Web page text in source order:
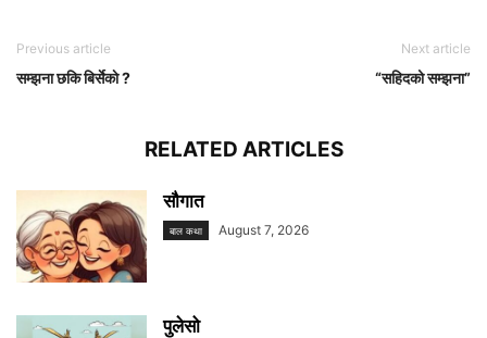
Previous article
सम्झना छकि बिर्सेकाे ?
Next article
“सहिदको सम्झना”
RELATED ARTICLES
सौगात
बाल कथा August 7, 2026
पुलेसो